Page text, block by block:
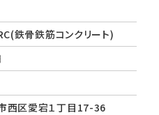
鉄骨鉄筋コンクリート)
西区愛宕１丁目17-36